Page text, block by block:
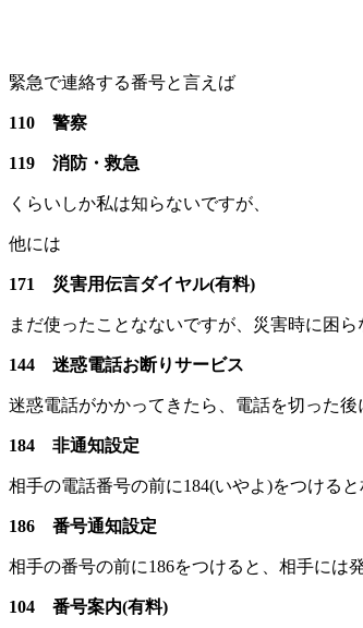
緊急で連絡する番号と言えば
110 警察
119 消防・救急
くらいしか私は知らないですが、
他には
171 災害用伝言ダイヤル(有料)
まだ使ったことなないですが、災害時に困
144 迷惑電話お断りサービス
迷惑電話がかかってきたら、電話を切った
184 非通知設定
相手の電話番号の前に184(いやよ)をつける
186 番号通知設定
相手の番号の前に186をつけると、相手には
104 番号案内(有料)